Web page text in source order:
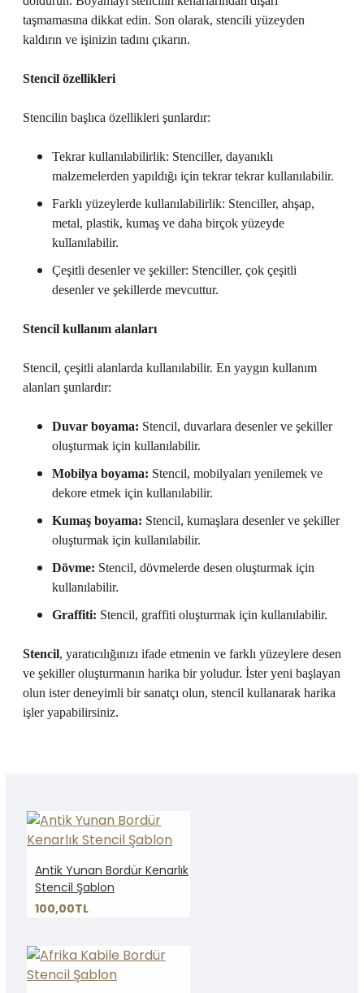
taşmamasına dikkat edin. Son olarak, stencili yüzeyden
kaldırın ve işinizin tadını çıkarın.
Stencil özellikleri
Stencilin başlıca özellikleri şunlardır:
Tekrar kullanılabilirlik: Stenciller, dayanıklı
malzemelerden yapıldığı için tekrar tekrar kullanılabilir.
Farklı yüzeylerde kullanılabilirlik: Stenciller, ahşap,
metal, plastik, kumaş ve daha birçok yüzeyde
kullanılabilir.
Çeşitli desenler ve şekiller: Stenciller, çok çeşitli
desenler ve şekillerde mevcuttur.
Stencil kullanım alanları
Stencil, çeşitli alanlarda kullanılabilir. En yaygın kullanım
alanları şunlardır:
Duvar boyama: Stencil, duvarlara desenler ve şekiller
oluşturmak için kullanılabilir.
Mobilya boyama: Stencil, mobilyaları yenilemek ve
dekore etmek için kullanılabilir.
Kumaş boyama: Stencil, kumaşlara desenler ve şekiller
oluşturmak için kullanılabilir.
Dövme: Stencil, dövmelerde desen oluşturmak için
kullanılabilir.
Graffiti: Stencil, graffiti oluşturmak için kullanılabilir.
Stencil, yaratıcılığınızı ifade etmenin ve farklı yüzeylere desen
ve şekiller oluşturmanın harika bir yoludur. İster yeni başlayan
olun ister deneyimli bir sanatçı olun, stencil kullanarak harika
işler yapabilirsiniz.
Antik Yunan Bordür Kenarlık
Stencil Şablon
100,00TL